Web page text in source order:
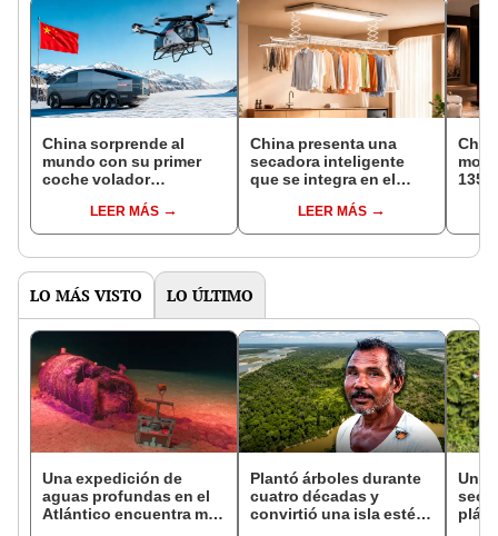
China sorprende al
mundo con su primer
coche volador
menos de US$290.000:
velocidad en el aire
LEER MÁS
China presenta una
secadora inteligente
que se integra en el
soporta 35 kg de ropa
por menos de US$240
LEER MÁS
135
LO MÁS VISTO LO ÚLTIMO
Una expedición de
aguas profundas en el
Atlántico encuentra más
Plantó árboles durante
cuatro décadas y
convirtió una isla estéril
Una